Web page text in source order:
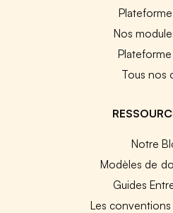
Plateforme
Nos
Tous nos
Notre
Modèles de
Guides
Les